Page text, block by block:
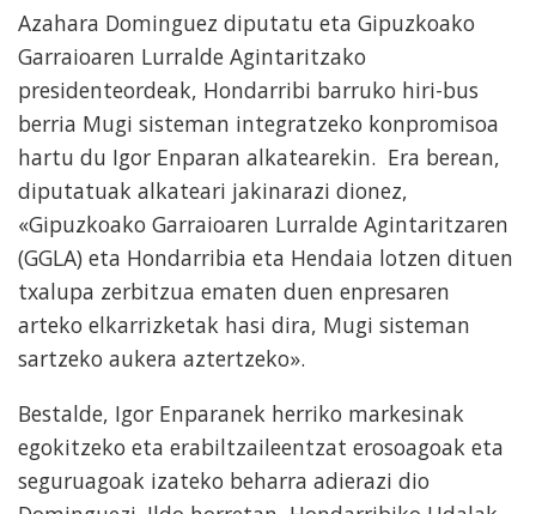
Azahara Dominguez diputatu eta Gipuzkoako
Garraioaren Lurralde Agintaritzako
presidenteordeak, Hondarribi barruko hiri-bus
berria Mugi sisteman integratzeko konpromisoa
hartu du Igor Enparan alkatearekin. Era berean,
diputatuak alkateari jakinarazi dionez,
«Gipuzkoako Garraioaren Lurralde Agintaritzaren
(GGLA) eta Hondarribia eta Hendaia lotzen dituen
txalupa zerbitzua ematen duen enpresaren
arteko elkarrizketak hasi dira, Mugi sisteman
sartzeko aukera aztertzeko».
Bestalde, Igor Enparanek herriko markesinak
egokitzeko eta erabiltzaileentzat erosoagoak eta
seguruagoak izateko beharra adierazi dio